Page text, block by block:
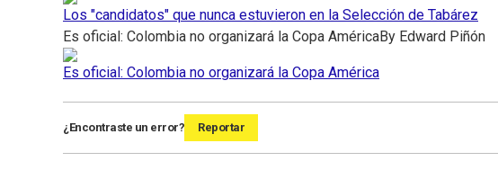
Los "candidatos" que nunca estuvieron en la Selección de Tabárez
Es oficial: Colombia no organizará la Copa AméricaBy Edward Piñón
Es oficial: Colombia no organizará la Copa América
¿Encontraste un error? Reportar